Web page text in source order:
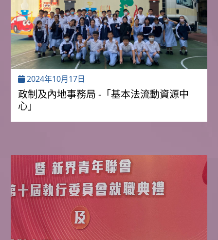
2024年10月17日
政制及內地事務局 -「基本法流動資源中
心」